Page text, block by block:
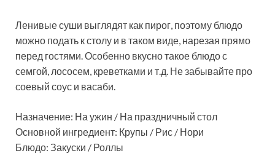
Ленивые суши выглядят как пирог, поэтому блюдо
можно подать к столу и в таком виде, нарезая прямо
перед гостями. Особенно вкусно такое блюдо с
семгой, лососем, креветками и т.д. Не забывайте про
соевый соус и васаби.
Назначение: На ужин / На праздничный стол
Основной ингредиент: Крупы / Рис / Нори
Блюдо: Закуски / Роллы